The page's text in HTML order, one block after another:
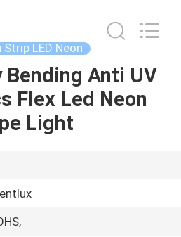
Strip LED Neon
Anti UV
Flex Led Neon
Light